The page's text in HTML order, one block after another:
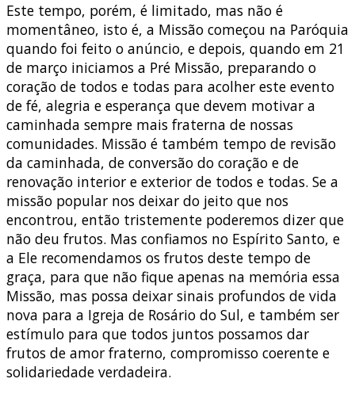
Este tempo, porém, é limitado, mas não é
momentâneo, isto é, a Missão começou na Paróquia
quando foi feito o anúncio, e depois, quando em 21
de março iniciamos a Pré Missão, preparando o
coração de todos e todas para acolher este evento
de fé, alegria e esperança que devem motivar a
caminhada sempre mais fraterna de nossas
comunidades. Missão é também tempo de revisão
da caminhada, de conversão do coração e de
renovação interior e exterior de todos e todas. Se a
missão popular nos deixar do jeito que nos
encontrou, então tristemente poderemos dizer que
não deu frutos. Mas confiamos no Espírito Santo, e
a Ele recomendamos os frutos deste tempo de
graça, para que não fique apenas na memória essa
Missão, mas possa deixar sinais profundos de vida
nova para a Igreja de Rosário do Sul, e também ser
estímulo para que todos juntos possamos dar
frutos de amor fraterno, compromisso coerente e
solidariedade verdadeira.